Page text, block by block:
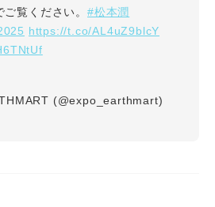
ご覧ください。#松本潤
https://t.co/AL4uZ9blcY
(@expo_earthmart)